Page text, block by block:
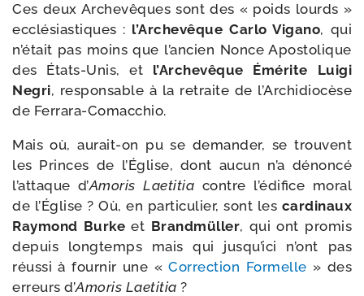
Ces deux Archevêques sont des « poids lourds »
ecclé­sias­tiques : l’Archevêque Carlo Vigano, qui
n’é­tait pas moins que l’an­cien Nonce Apostolique
des États-​Unis, et l’Archevêque Émérite Luigi
Negri, res­pon­sable à la retraite de l’Archidiocèse
de Ferrara-Comacchio.
Mais où, aurait-​on pu se deman­der, se trouvent
les Princes de l’Église, dont aucun n’a dénon­cé
l’at­taque d’Amoris Laetitia contre l’é­di­fice moral
de l’Église ? Où, en par­ti­cu­lier, sont les car­di­naux
Raymond Burke et Brandmüller, qui ont pro­mis
depuis long­temps mais qui jus­qu’i­ci n’ont pas
réus­si à four­nir une «Correction Formelle » des
erreurs d’Amoris Laetitia ?